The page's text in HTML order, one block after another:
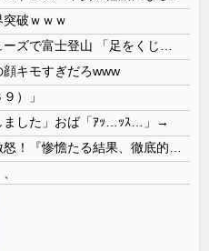
突破ｗｗｗ
顔キモすぎだろwww
）」
ました」おば「ｱｯ…ｯｽ…」→